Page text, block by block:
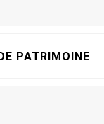
PATRIMOINE